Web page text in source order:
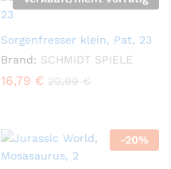
Sorgenfresser klein, Pat, 23
Brand: SCHMIDT SPIELE
16,79 € 20,99€
-20%